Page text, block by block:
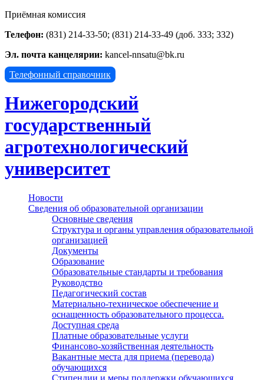
Приёмная комиссия
Телефон: (831) 214-33-50; (831) 214-33-49 (доб. 333; 332)
Эл. почта канцелярии: kancel-nnsatu@bk.ru
Телефонный справочник
Нижегородский
государственный
агротехнологический
университет
Новости
Сведения об образовательной организации
Основные сведения
Структура и органы управления образовательной
организацией
Документы
Образование
Образовательные стандарты и требования
Руководство
Педагогический состав
Материально-техническое обеспечение и
оснащенность образовательного процесса.
Доступная среда
Платные образовательные услуги
Финансово-хозяйственная деятельность
Вакантные места для приема (перевода)
обучающихся
Стипендии и меры поддержки обучающихся